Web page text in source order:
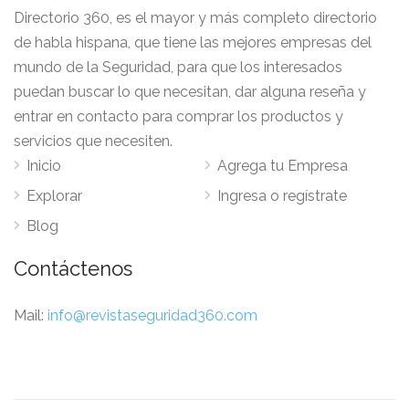
Directorio 360, es el mayor y más completo directorio
de habla hispana, que tiene las mejores empresas del
mundo de la Seguridad, para que los interesados
puedan buscar lo que necesitan, dar alguna reseña y
entrar en contacto para comprar los productos y
servicios que necesiten.
Inicio
Explorar
Blog
Agrega tu Empresa
Ingresa o regístrate
Contáctenos
Mail: info@revistaseguridad360.com